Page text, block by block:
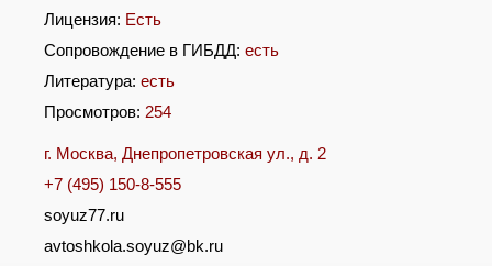
Лицензия: Есть
Сопровождение в ГИБДД: есть
Литература: есть
Просмотров: 254
г. Москва, Днепропетровская ул., д. 2
+7 (495) 150-8-555
soyuz77.ru
avtoshkola.soyuz@bk.ru